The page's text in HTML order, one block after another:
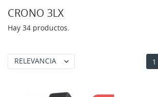
CRONO 3LX
Hay 34 productos.
RELEVANCIA  1